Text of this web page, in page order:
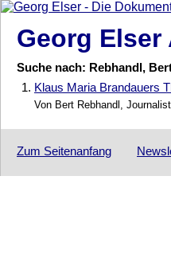
Georg Elser
Suche nach: Rebhandl,
1. Klaus Maria Brandauers
Von Bert Rebhandl, Journalist
Zum Seitenanfang